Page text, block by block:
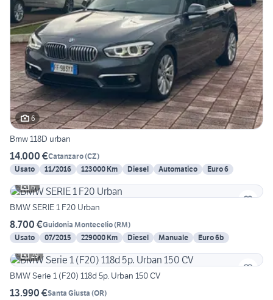
6
Bmw 118D urban
14.000 €Catanzaro(CZ)
Usato
11/2016 123000 Km Diesel Automatico
Euro 6
6
BMW SERIE 1 F20 Urban
8.700 €Guidonia Montecelio(RM)
Usato
07/2015 229000 Km Diesel Manuale
Euro 6b
29
BMW Serie 1 (F20) 118d 5p. Urban 150 CV
13.990 €Santa Giusta (OR)